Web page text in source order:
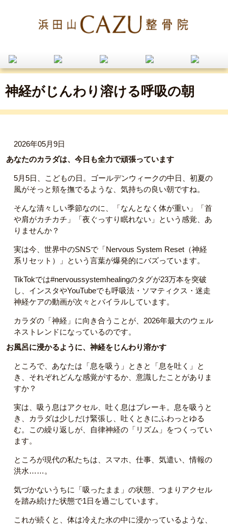
神経がじんわり溶ける呼吸の朝
2026年05月9日
あなたのカラダは、今日も全力で頑張っています
5月5日、こどもの日。ゴールデンウィークの中日、初夏の
風がそっと頬を撫でるような、気持ちの良い朝ですね。
そんな清々しい季節なのに、「なんとなく体が重い」「首
や肩がカチカチ」「夜ぐっすり眠れない」という感覚、あ
りませんか？
実は今、世界中のSNSで「Nervous System Reset（神経
系リセット）」という言葉が爆発的にバズっています。
TikTokでは#nervoussystemhealingのタグが23万本を突破
し、インスタやYouTubeでも呼吸法・ソマティクス・迷走
神経ケアの動画が次々とバイラルしています。
カラダの「神経」に向き合うことが、2026年最大のウェル
ネストレンドになっているのです。
お風呂に浸かるように、神経をじんわり溶かす
ところで、あなたは「息を吸う」ときと「息を吐く」と
き、それぞれどんな感覚がするか、意識したことがありま
すか？
実は、吸う息はアクセル、吐く息はブレーキ。息を吸うと
き、カラダは少しだけ緊張し、吐くときにふわっとゆる
む。この繰り返しが、自律神経の「リズム」をつくってい
ます。
ところが現代の私たちは、スマホ、仕事、気遣い、情報の
洪水……。
気づかないうちに「吸ったまま」の状態、つまりアクセル
を踏み続けた状態で1日を過ごしています。
これが続くと、体は冷えた水の中に浸かっているような、